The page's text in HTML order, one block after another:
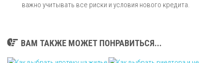
важно учитывать все риски и условия нового кредита.
ВАМ ТАКЖЕ МОЖЕТ ПОНРАВИТЬСЯ...